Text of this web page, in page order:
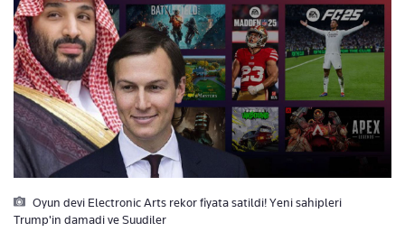
Oyun devi Electronic Arts rekor fiyata satildi! Yeni sahipleri
Trump'in damadi ve Suudiler